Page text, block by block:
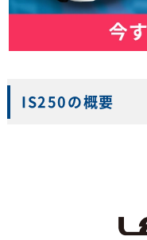
IS250の概要